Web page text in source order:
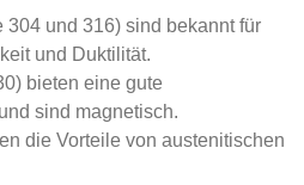
und 316) sind bekannt für
und Duktilität.
bieten eine gute
sind magnetisch.
die Vorteile von austenitischen